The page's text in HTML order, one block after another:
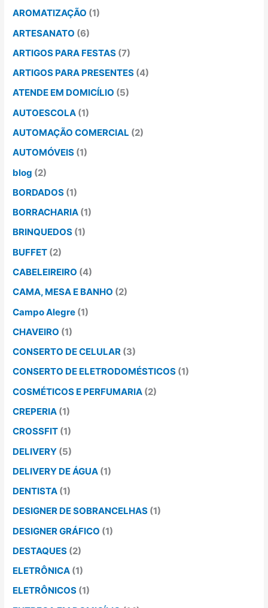
AROMATIZAÇÃO (1)
ARTESANATO (6)
ARTIGOS PARA FESTAS (7)
ARTIGOS PARA PRESENTES (4)
ATENDE EM DOMICÍLIO (5)
AUTOESCOLA (1)
AUTOMAÇÃO COMERCIAL (2)
AUTOMÓVEIS (1)
blog (2)
BORDADOS (1)
BORRACHARIA (1)
BRINQUEDOS (1)
BUFFET (2)
CABELEIREIRO (4)
CAMA, MESA E BANHO (2)
Campo Alegre (1)
CHAVEIRO (1)
CONSERTO DE CELULAR (3)
CONSERTO DE ELETRODOMÉSTICOS (1)
COSMÉTICOS E PERFUMARIA (2)
CREPERIA (1)
CROSSFIT (1)
DELIVERY (5)
DELIVERY DE ÁGUA (1)
DENTISTA (1)
DESIGNER DE SOBRANCELHAS (1)
DESIGNER GRÁFICO (1)
DESTAQUES (2)
ELETRÔNICA (1)
ELETRÔNICOS (1)